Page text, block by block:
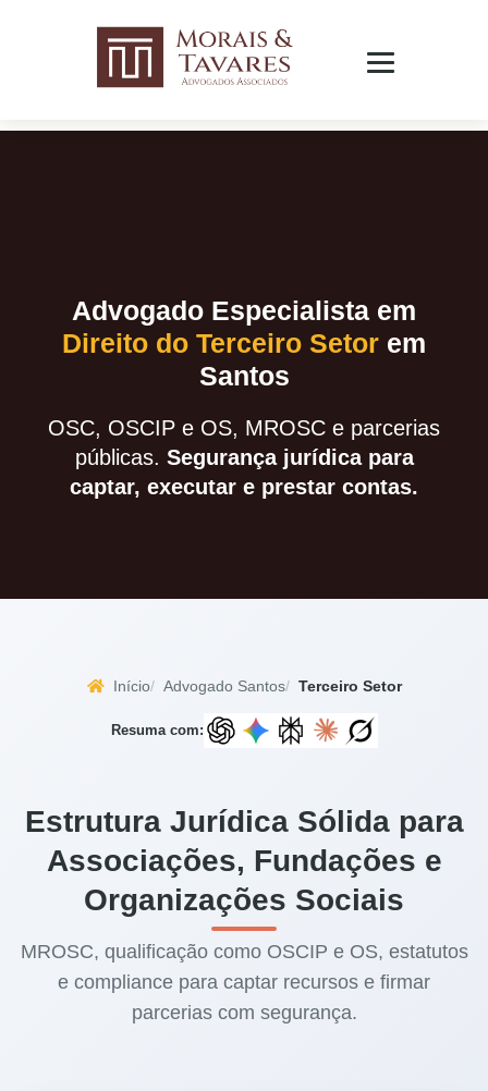
Advogado Especialista em
Direito do Terceiro Setor em
Santos
OSC, OSCIP e OS, MROSC e parcerias
públicas. Segurança jurídica para
captar, executar e prestar contas.
Início Advogado Santos Terceiro Setor
Resuma com:
Estrutura Jurídica Sólida para
Associações, Fundações e
Organizações Sociais
MROSC, qualificação como OSCIP e OS, estatutos
e compliance para captar recursos e firmar
parcerias com segurança.